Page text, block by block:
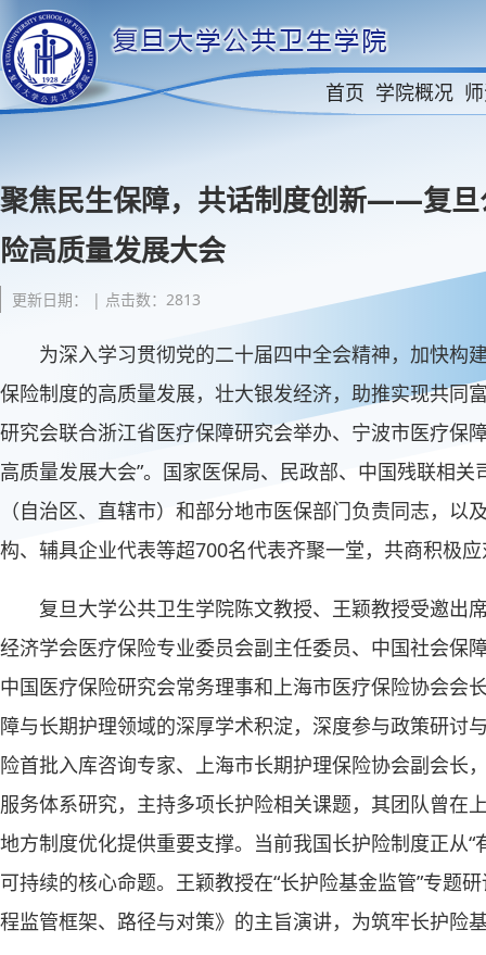
首页 学院概况
聚焦民生保障，共话制度创新——复旦
险高质量发展大会
更新日期： | 点击数：2813
为深入学习贯彻党的二十届四中全会精神，加快构
保险制度的高质量发展，壮大银发经济，助推实现共同
研究会联合浙江省医疗保障研究会举办、宁波市医疗保
高质量发展大会”。国家医保局、民政部、中国残联相
（自治区、直辖市）和部分地市医保部门负责同志，
构、辅具企业代表等超700名代表齐聚一堂，共商积极
复旦大学公共卫生学院陈文教授、王颖教授受邀出
经济学会医疗保险专业委员会副主任委员、中国社会保
中国医疗保险研究会常务理事和上海市医疗保险协会会
障与长期护理领域的深厚学术积淀，深度参与政策研讨
险首批入库咨询专家、上海市长期护理保险协会副会长
服务体系研究，主持多项长护险相关课题，其团队曾在
地方制度优化提供重要支撑。当前我国长护险制度正从“
可持续的核心命题。王颖教授在“长护险基金监管”专题
程监管框架、路径与对策》的主旨演讲，为筑牢长护险